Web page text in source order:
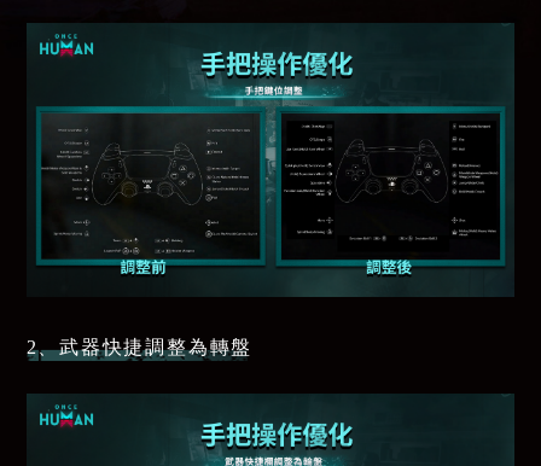
2、武器快捷調整為轉盤